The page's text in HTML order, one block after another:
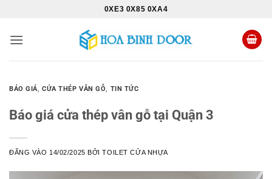
nội
0XE3 0X85 0XA4
BÁO GIÁ,CỬA THÉP VÂN GỖ, TIN TỨC
Báo giá cửa thép vân gỗ tại Quận 3
ĐĂNG VÀO 14/02/2025 BỞITOILET CỬA NHỰA